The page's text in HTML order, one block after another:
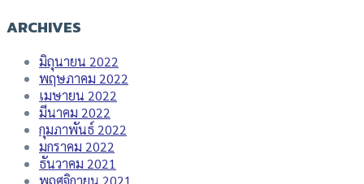
ARCHIVES
มิถุนายน 2022
พฤษภาคม 2022
เมษายน 2022
มีนาคม 2022
กุมภาพันธ์ 2022
มกราคม 2022
ธันวาคม 2021